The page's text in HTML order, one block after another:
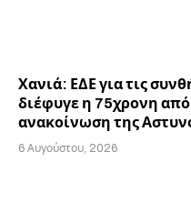
Χανιά: ΕΔΕ για τις
διέφυγε η 75χρονη
ανακοίνωση της
6 Αυγούστου, 2026